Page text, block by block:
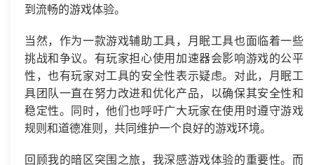
到流畅的游戏体验。
当然，作为一款游戏辅助工具，月眠工具也面临着一些
挑战和争议。有玩家担心使用加速器会影响游戏的公平
性，也有玩家对工具的安全性表示疑虑。对此，月眠工
具团队一直在努力改进和优化产品，以确保其安全性和
稳定性。同时，他们也呼吁广大玩家在使用时遵守游戏
规则和道德准则，共同维护一个良好的游戏环境。
回顾我的暗区突围之旅，我深感游戏体验的重要性。而